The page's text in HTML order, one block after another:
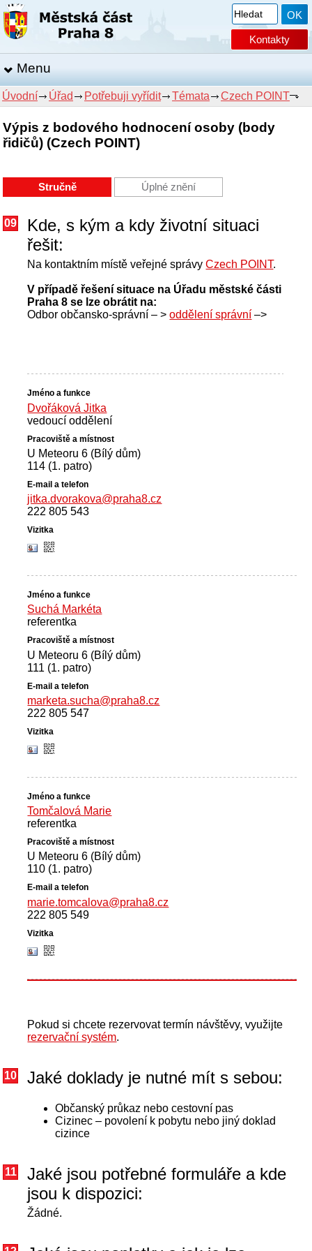
Kontakty
Menu
Úvodní Úřad Potřebuji vyřídit Témata Czech POINT
Výpis z bodového hodnocení osoby (body
řidičů) (Czech POINT)
Stručně Úplné znění
09
Kde, s kým a kdy životní situaci
řešit:
Na kontaktním místě veřejné správyCzech POINT.
V případě řešení situace na Úřadu městské části
Praha 8 se lze obrátit na:
Odbor občansko-správní – >oddělení správní –>
Dvořáková Jitka
vedoucí oddělení
U Meteoru 6 (Bílý dům)
114 (1. patro)
jitka.dvorakova@praha8.cz
222 805 543
Suchá Markéta
referentka
U Meteoru 6 (Bílý dům)
111 (1. patro)
marketa.sucha@praha8.cz
222 805 547
Tomčalová Marie
referentka
U Meteoru 6 (Bílý dům)
110 (1. patro)
marie.tomcalova@praha8.cz
222 805 549
Pokud si chcete rezervovat termín návštěvy, využijte
rezervační systém.
10 Jaké doklady je nutné mít s sebou:
Občanský průkaz nebo cestovní pas
Cizinec – povolení k pobytu nebo jiný doklad
cizince
11
Jaké jsou potřebné formuláře a kde
jsou k dispozici:
Žádné.